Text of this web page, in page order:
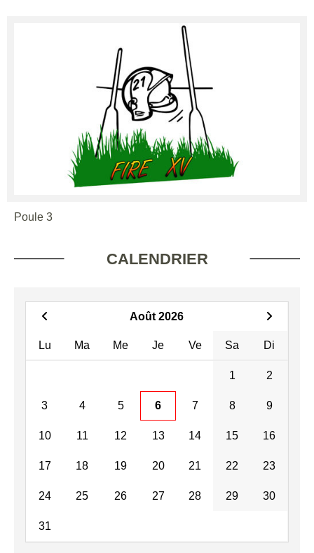
Poule 3
CALENDRIER
Août 2026
Lu Ma Me Je Ve Sa Di
1 2
3 4 5 6 7 8 9
10 11 12 13 14 15 16
17 18 19 20 21 22 23
24 25 26 27 28 29 30
31